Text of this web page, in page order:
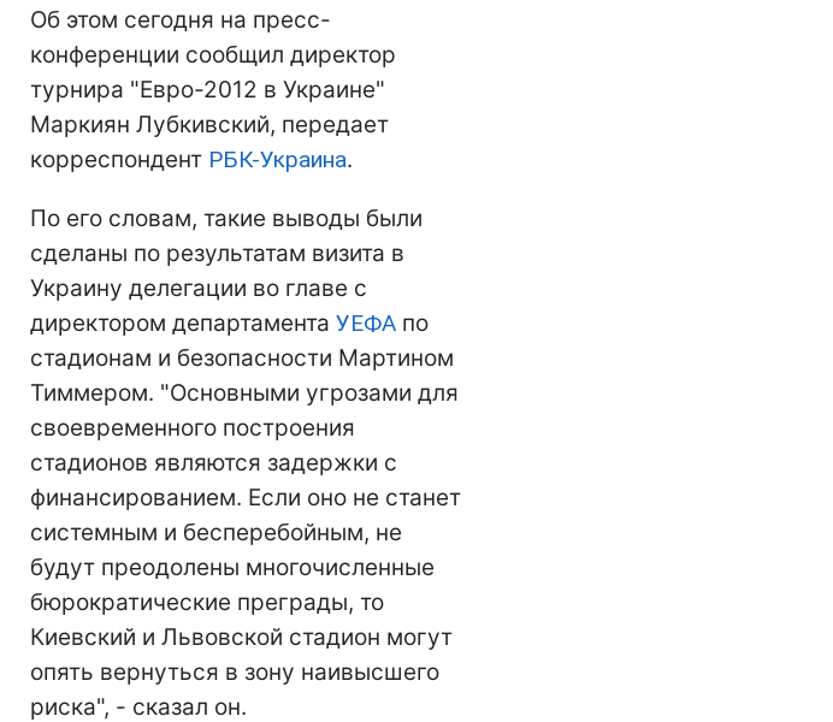
Об этом сегодня на пресс-
конференции сообщил директор
турнира "Евро-2012 в Украине"
Маркиян Лубкивский, передает
корреспондент РБК-Украина.
По его словам, такие выводы были
сделаны по результатам визита в
Украину делегации во главе с
директором департамента УЕФА по
стадионам и безопасности Мартином
Тиммером. "Основными угрозами для
своевременного построения
стадионов являются задержки с
финансированием. Если оно не станет
системным и бесперебойным, не
будут преодолены многочисленные
бюрократические преграды, то
Киевский и Львовской стадион могут
опять вернуться в зону наивысшего
риска", - сказал он.